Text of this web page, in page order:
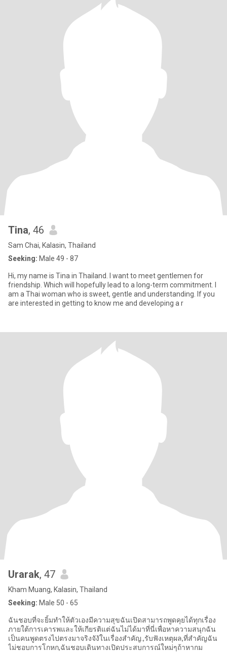
Tina, 46
Sam Chai, Kalasin, Thailand
Seeking: Male 49 - 87
Hi, my name is Tina in Thailand. I want to meet gentlemen for
friendship. Which will hopefully lead to a long-term commitment. I
am a Thai woman who is sweet, gentle and understanding. If you
are interested in getting to know me and developing a r
Urarak, 47
Kham Muang, Kalasin, Thailand
Seeking: Male 50 - 65
ฉันชอบที่จะยิ้มทำให้ตัวเองมีความสุขฉันเปิดสามารถพูดคุยได้ทุกเรื่อง
ภายใต้การเคารพและให้เกียรติแต่ฉันไม่ได้มาที่นี่เพื่อหาความสนุกฉัน
เป็นคนพูดตรงไปตรงมาจริงจังัในเรื่องสำคัญ.,รับฟังเหตุผล,ที่สำคัญฉัน
ไม่ชอบการโกหก,ฉันชอบเดินทางเปิดประสบการณ์ใหม่ๆถ้าหากม